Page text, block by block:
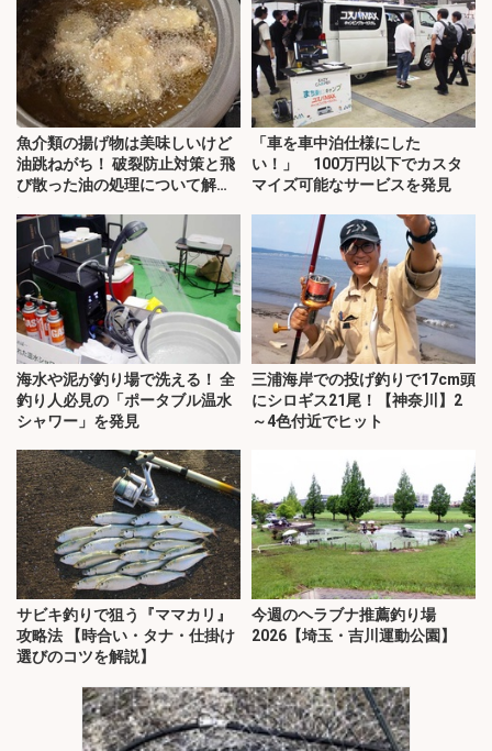
魚介類の揚げ物は美味しいけど
油跳ねがち！ 破裂防止対策と飛
び散った油の処理について解
「車を車中泊仕様にした
い！」 100万円以下でカスタ
マイズ可能なサービスを発見
海水や泥が釣り場で洗える！ 全
釣り人必見の「ポータブル温水
シャワー」を発見
三浦海岸での投げ釣りで17cm頭
にシロギス21尾！【神奈川】2
～4色付近でヒット
サビキ釣りで狙う『ママカリ』
攻略法 【時合い・タナ・仕掛け
選びのコツを解説】
今週のヘラブナ推薦釣り場
2026【埼玉・吉川運動公園】